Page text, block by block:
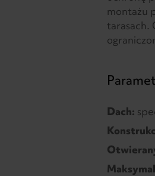
montażu
tarasach.
Dach: